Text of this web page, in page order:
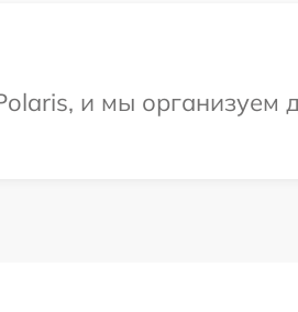
и мы организуем